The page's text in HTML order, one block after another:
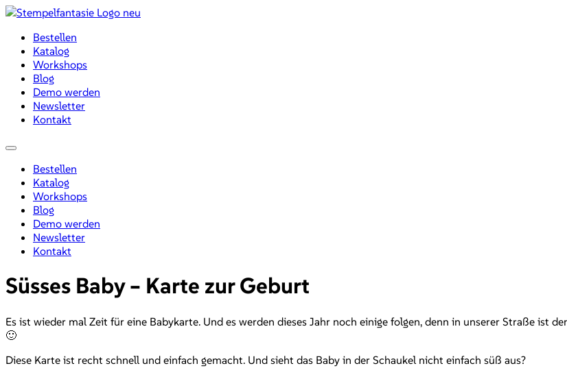
Zum
wechselnBestellen
Katalog
Workshops
Blog
Demo werden
Newsletter
Kontakt
Menü
Bestellen
Katalog
Workshops
Blog
Demo werden
Newsletter
Kontakt
Süsses Baby – Karte zur Geburt
Es ist wieder mal Zeit für eine Babykarte. Und es werden dieses Jahr noch einige folgen, denn in unserer Straße ist
🙂
Diese Karte ist recht schnell und einfach gemacht. Und sieht das Baby in der Schaukel nicht einfach süß aus?